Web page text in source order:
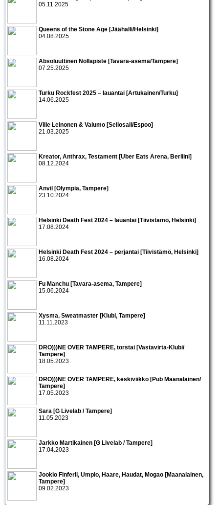
05.11.2025
Queens of the Stone Age [Jäähalli/Helsinki]
04.08.2025
Absoluuttinen Nollapiste [Tavara-asema/Tampere]
07.25.2025
Turku Rockfest 2025 – lauantai [Artukainen/Turku]
14.06.2025
Ville Leinonen & Valumo [Sellosali/Espoo]
21.03.2025
Kreator, Anthrax, Testament [Uber Eats Arena, Berliini]
08.12.2024
Anvil [Olympia, Tampere]
23.10.2024
Helsinki Death Fest 2024 – lauantai [Tiivistämö, Helsinki]
17.08.2024
Helsinki Death Fest 2024 – perjantai [Tiivistämö, Helsinki]
16.08.2024
Fu Manchu [Tavara-asema, Tampere]
15.06.2024
Xysma, Sweatmaster [Klubi, Tampere]
11.11.2023
DRO)))NE OVER TAMPERE, torstai [Vastavirta-Klubi/
Tampere]
18.05.2023
DRO)))NE OVER TAMPERE, keskiviikko [Pub Maanalainen/
Tampere]
17.05.2023
Sara [G Livelab / Tampere]
11.05.2023
Jarkko Martikainen [G Livelab / Tampere]
17.04.2023
Jooklo Finferli, Umpio, Haare, Haudat, Mogao [Maanalainen,
Tampere]
09.02.2023